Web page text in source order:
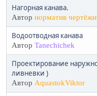
Нагорная канава.
Автор норматив
Водоотводная канава
Автор Tanechichek
Проектирование
ливневки )
Автор AquastokViktor